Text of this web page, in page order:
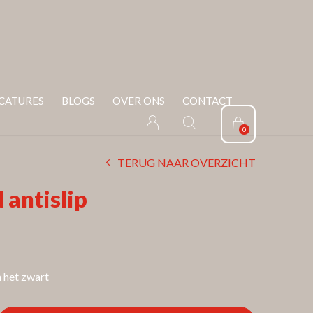
BLOGS OVER ONS CONTACT
0
antislip
TERUG NAAR OVERZICHT
het zwart